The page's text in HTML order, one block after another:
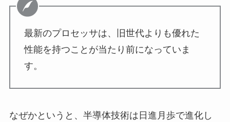
最新のプロセッサは、旧世代よりも優れた
性能を持つことが当たり前になっていま
す。
なぜかというと、半導体技術は日進月歩で進化し